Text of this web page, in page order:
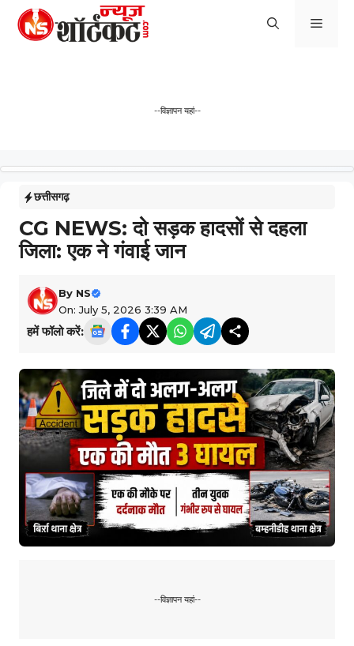
Skip
--विज्ञापन यहां--
छत्तीसगढ़
CG NEWS: दो सड़क हादसों से दहला
जिला: एक ने गंवाई जान
By NS
On: July 5, 2026 3:39 AM
हमें फॉलो करें:
--विज्ञापन यहां--